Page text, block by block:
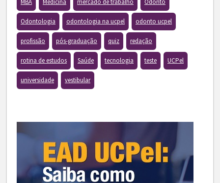
Odontologia odontologia na ucpel odonto ucpel
profissão pós-graduação quiz redação
rotina de estudos Saúde tecnologia teste UCPel
universidade vestibular